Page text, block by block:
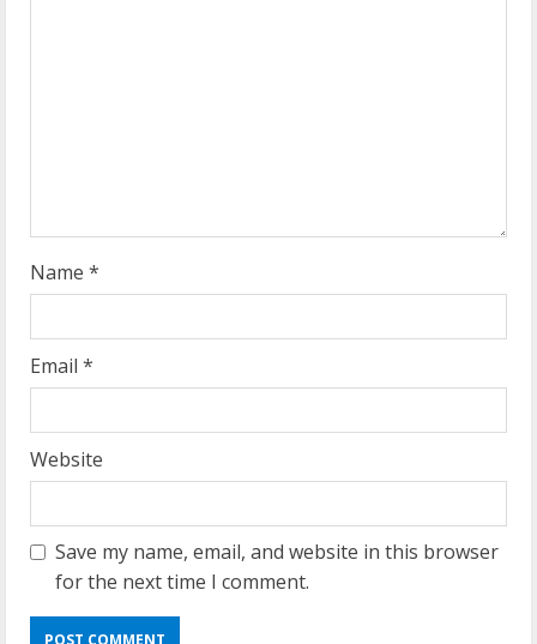
g
Name *
Email *
Website
Save my name, email, and website in this browser
for the next time I comment.